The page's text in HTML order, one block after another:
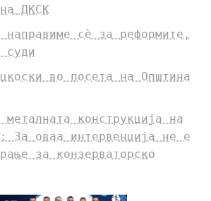
ДКСК
направиме сè за реформите,
во посета на Општина
конструкција на
За оваа интервенција не е
за конзерваторско